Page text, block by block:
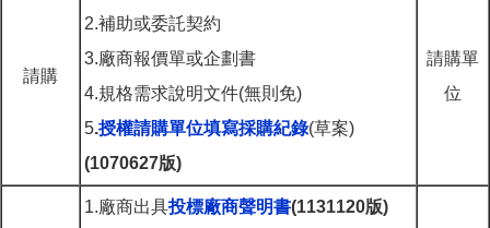
請購
2.補助或委託契約
3.廠商報價單或企劃書
4.規格需求說明文件(無則免)
5.授權請購單位填寫採購紀錄(草案)
(1070627版)
請購單
位
1.廠商出具投標廠商聲明書(1131120版)